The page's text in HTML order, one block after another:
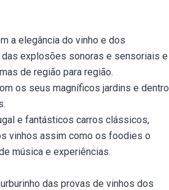
a elegância do vinho e dos
explosões sonoras e sensoriais e
de região para região.
os seus magníficos jardins e dentro
e fantásticos carros clássicos,
vinhos assim como os foodies o
música e experiências.
das provas de vinhos dos